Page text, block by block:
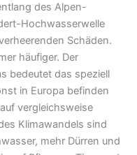
des Alpen-
Hochwasserwelle
Schäden.
häufiger. Der
bedeutet das speziell
in Europa befinden
vergleichsweise
Klimawandels sind
mehr Dürren und